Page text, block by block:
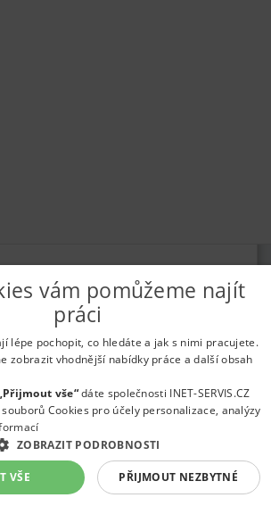
| Nabídka práce - zaměstnání
a kontakt na provozovatele |Podmínky
|Odběr novinek| Odstranění inzerátu|
vám pomůžeme najít
práci
lépe pochopit, co hledáte a jak s nimi pracujete.
zobrazit vhodnější nabídky práce a další obsah
vše“dáte společnosti INET-SERVIS.CZ
Cookies pro účely personalizace, analýzy
ZOBRAZIT PODROBNOSTI
VŠE PŘIJMOUT NEZBYTNÉ